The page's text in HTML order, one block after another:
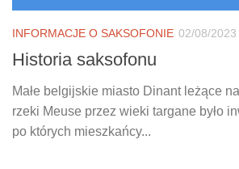
INFORMACJE O SAKSOFONIE 02/08/2023
Historia saksofonu
Małe belgijskie miasto Dinant leżące
rzeki Meuse przez wieki targane było
po których mieszkańcy...